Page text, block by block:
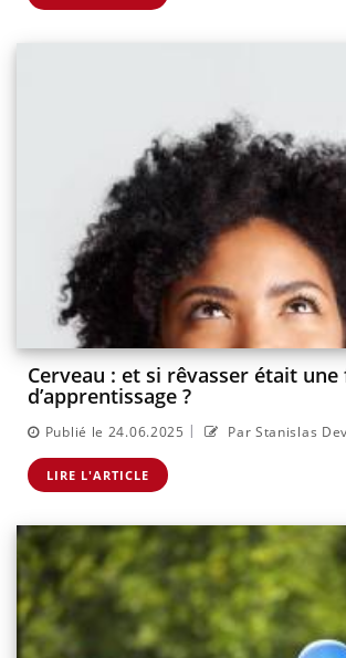
Cerveau : et si rêvasser était
d’apprentissage ?
Publié le 24.06.2025 | Par Stanislas
LIRE L'ARTICLE